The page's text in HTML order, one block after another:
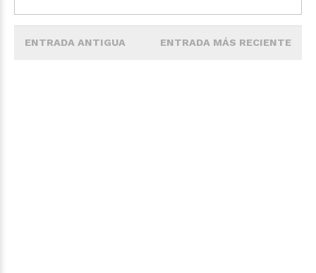
ENTRADA MÁS RECIENTE
ENTRADA ANTIGUA